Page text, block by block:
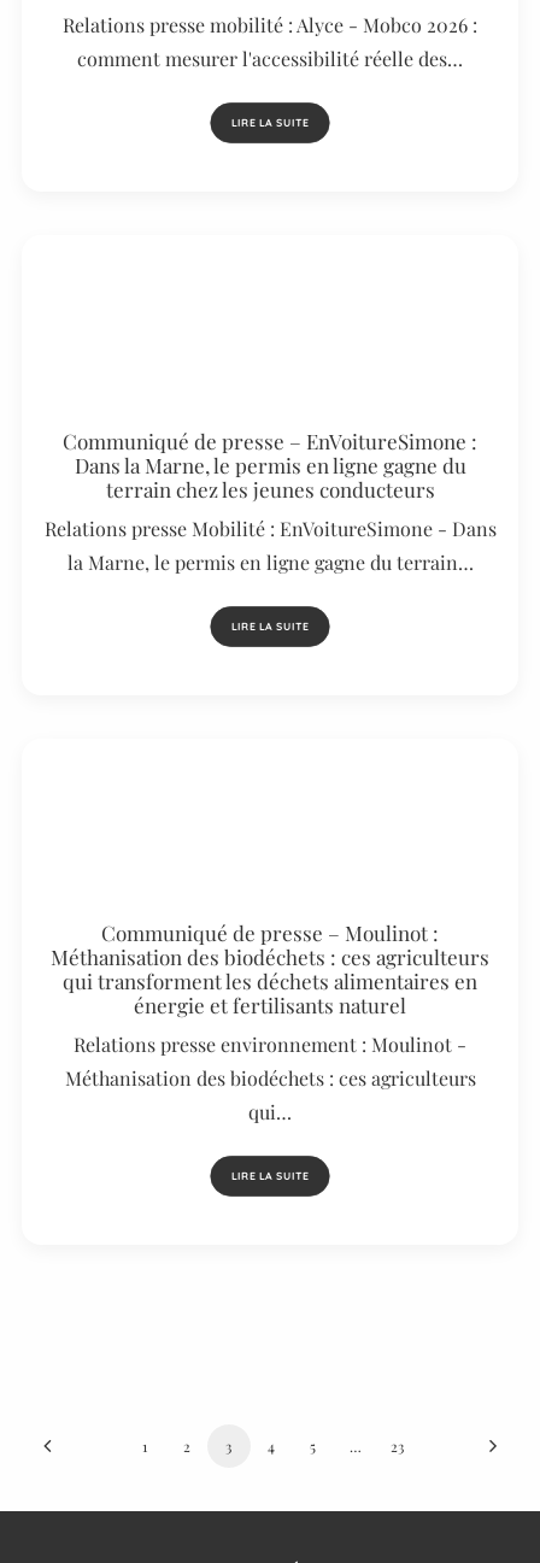
Relations presse mobilité : Alyce - Mobco 2026 :
comment mesurer l'accessibilité réelle des…
LIRE LA SUITE
Communiqué de presse – EnVoitureSimone :
Dans la Marne, le permis en ligne gagne du
terrain chez les jeunes conducteurs
Relations presse Mobilité : EnVoitureSimone - Dans
la Marne, le permis en ligne gagne du terrain…
LIRE LA SUITE
Communiqué de presse – Moulinot :
Méthanisation des biodéchets : ces agriculteurs
qui transforment les déchets alimentaires en
énergie et fertilisants naturel
Relations presse environnement : Moulinot -
Méthanisation des biodéchets : ces agriculteurs
qui…
LIRE LA SUITE
1 2 3 4 5 … 23